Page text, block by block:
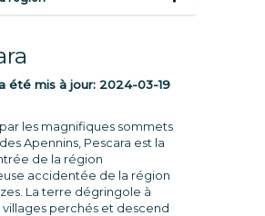
été mis à jour: 2024-03-19
les magnifiques sommets
Apennins, Pescara est la
de la région
accidentée de la région
La terre dégringole à
villages perchés et descend